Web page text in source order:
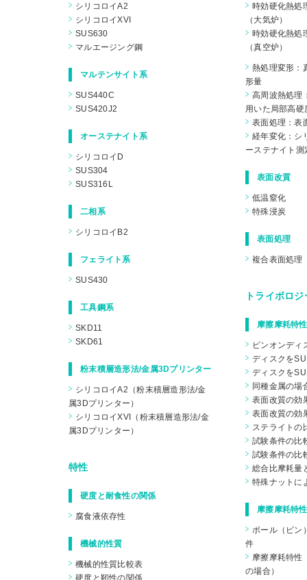
シリコロイA2
シリコロイXVI
SUS630
マルエージング鋼
マルテンサイト系
SUS440C
SUS420J2
オーステナイト系
シリコロイD
SUS304
SUS316L
二相系
シリコロイB2
フェライト系
SUS430
工具鋼系
SKD11
SKD61
粉末積層造形法/金属3Dプリンター
シリコロイA2（粉末積層造形法/金
属3Dプリンター）
シリコロイXVI（粉末積層造形法/金
属3Dプリンター）
特性
硬度と耐食性の関係
腐食液依存性
機械的性質
機械的性質比較表
時効硬化熱処
（大気炉）
時効硬化熱処
（真空炉）
熱処理変形：
形量
高周波熱処理
用いた局部高硬
表面処理：表
経年変化：シ
ーステナイト測
表面改質
低温窒化
特殊浸炭
表面処理
複合表面処理
トライボロジ
摩擦摩耗特
ピンオンディ
ディスクを
ディスクを
同種金属の場
表面改質の効
表面改質の効
ステライトの
試験条件の比
試験条件の比
総合比摩耗量
特殊ナットに
摩擦摩耗特
ボール（ピン
件
摩擦摩耗特性
の場合）